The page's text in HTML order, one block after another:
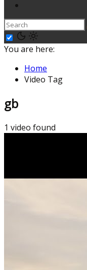
You are here:
Home
Video Tag
gb
1 video found